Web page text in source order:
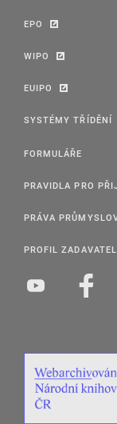
EPO
WIPO
EUIPO
SYSTÉMY TŘÍDĚNÍ
FORMULÁŘE
PRAVIDLA PRO
PRÁVA
PROFIL